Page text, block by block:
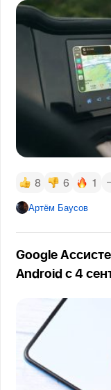
8 6 1
Артём Баусов
Google
Android с 4